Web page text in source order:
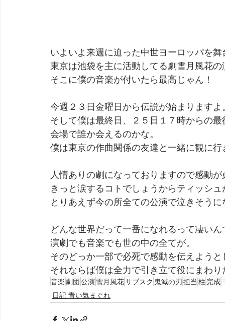
いよいよ来週に迫った中世ヨーロッパを
東京は池袋を主に活動してる劇雪月風花
そこに僕の音楽が付いたら最高じゃん！
今週２３日金曜日から伝説が始まりますよ
そして僕は最終日、２５日１７時からの
会場で誰か会えるのかな。
僕は東京の作曲関係の友達と一緒に観に行
人情ありの劇になっておりますので感動
きっと涙するコトでしょうからティッシュ
とりあえず今の所全ての公演で泣きそう
どんな世界だって一番になれるって凄い
演劇でも音楽でも世の中の全てが。
そのどっか一部で必死で感動を伝えよう
それならば僕は全力で引き立て役にまわり
音楽 劇団公演雪月風花サブスク 鬼滅の刃担当 柱 完成
日記 青い気まぐれ